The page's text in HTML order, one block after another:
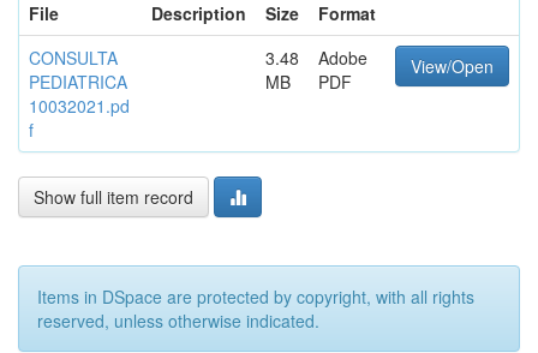
File
Description Size
Format
CONSULTA
PEDIATRICA
10032021.pd
f
3.48
MB
Adobe
PDF
View/Open
Show full item record
Items in DSpace are protected by copyright, with all rights
reserved, unless otherwise indicated.